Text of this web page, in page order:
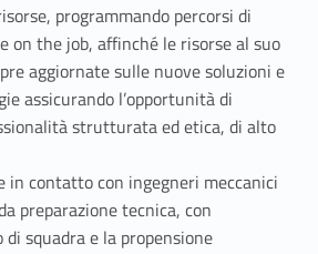
programmando percorsi di
on the job, affinché le risorse al suo
aggiornate sulle nuove soluzioni e
assicurando l’opportunità di
strutturata ed etica, di alto
in contatto con ingegneri meccanici
preparazione tecnica, con
squadra e la propensione